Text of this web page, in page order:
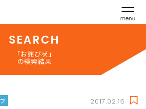
menu
SEARCH
「お詫び状」
の検索結果
2017.02.16